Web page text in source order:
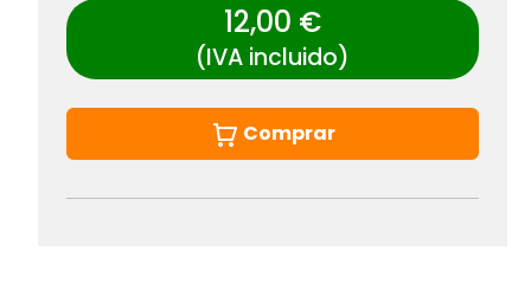
12,00 €
(IVA incluido)
Comprar